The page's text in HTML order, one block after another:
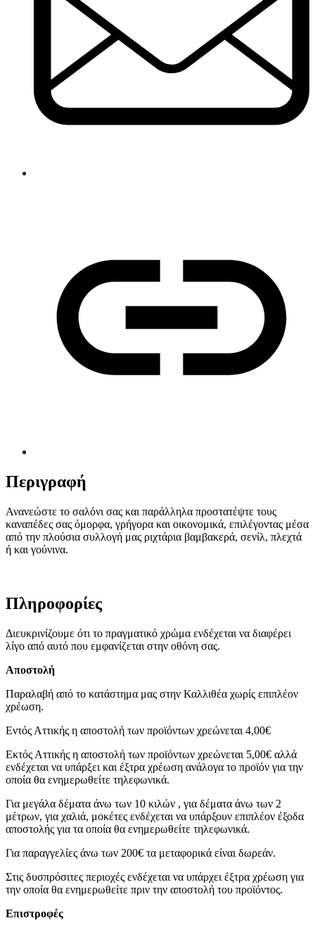
Περιγραφή
Ανανεώστε το σαλόνι σας και παράλληλα προστατέψτε τους
καναπέδες σας όμορφα, γρήγορα και οικονομικά, επιλέγοντας μέσα
από την πλούσια συλλογή μας ριχτάρια βαμβακερά, σενίλ, πλεχτά
ή και γούνινα.
Πληροφορίες
Διευκρινίζουμε ότι το πραγματικό χρώμα ενδέχεται να διαφέρει
λίγο από αυτό που εμφανίζεται στην οθόνη σας.
Αποστολή
Παραλαβή από το κατάστημα μας στην Καλλιθέα χωρίς επιπλέον
χρέωση.
Εντός Αττικής η αποστολή των προϊόντων χρεώνεται 4,00€
Εκτός Αττικής η αποστολή των προϊόντων χρεώνεται 5,00€ αλλά
ενδέχεται να υπάρξει και έξτρα χρέωση ανάλογα το προϊόν για την
οποία θα ενημερωθείτε τηλεφωνικά.
Για μεγάλα δέματα άνω των 10 κιλών , για δέματα άνω των 2
μέτρων, για χαλιά, μοκέτες ενδέχεται να υπάρξουν επιπλέον έξοδα
αποστολής για τα οποία θα ενημερωθείτε τηλεφωνικά.
Για παραγγελίες άνω των 200€ τα μεταφορικά είναι δωρεάν.
Στις δυσπρόσιτες περιοχές ενδέχεται να υπάρχει έξτρα χρέωση για
την οποία θα ενημερωθείτε πριν την αποστολή του προϊόντος.
Επιστροφές